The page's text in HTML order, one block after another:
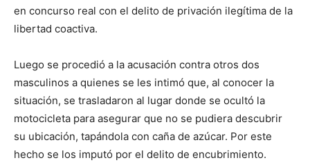
en concurso real con el delito de privación ilegítima de la
libertad coactiva.
Luego se procedió a la acusación contra otros dos
masculinos a quienes se les intimó que, al conocer la
situación, se trasladaron al lugar donde se ocultó la
motocicleta para asegurar que no se pudiera descubrir
su ubicación, tapándola con caña de azúcar. Por este
hecho se los imputó por el delito de encubrimiento.